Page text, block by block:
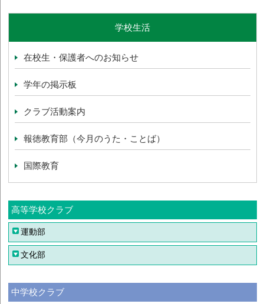
学校生活
在校生・保護者へのお知らせ
学年の掲示板
クラブ活動案内
報徳教育部（今月のうた・ことば）
国際教育
高等学校クラブ
運動部
文化部
中学校クラブ